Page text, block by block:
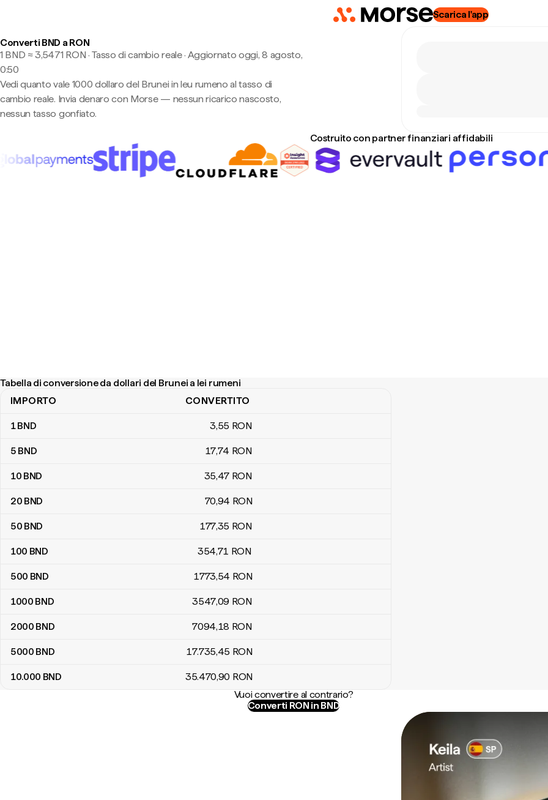
Scarica l'app
Converti BND a RON
1 BND ≈ 3,5471 RON · Tasso di cambio reale· Aggiornato oggi, 8 agosto,
0:50
Vedi quanto vale 1000 dollaro del Brunei in leu rumeno al tasso di
cambio reale. Invia denaro con Morse — nessun ricarico nascosto,
nessun tasso gonfiato.
Costruito con partner finanziari affidabili
Tabella di conversione da dollari del Brunei a lei rumeni
Tabella di conversione da dollari del Brunei a lei rumeni
IMPORTO CONVERTITO
1BND 3,55 RON
5 BND 17,74 RON
10 BND 35,47 RON
20 BND 70,94 RON
50 BND 177,35 RON
100 BND 354,71 RON
500 BND 1773,54 RON
1000 BND 3547,09 RON
2000 BND 7094,18 RON
5000 BND 17.735,45 RON
10.000 BND 35.470,90 RON
Vuoi convertire al contrario?
Converti RON in BND